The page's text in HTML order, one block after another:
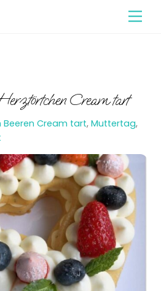
Cream tart
Beeren Cream tart,Muttertag,